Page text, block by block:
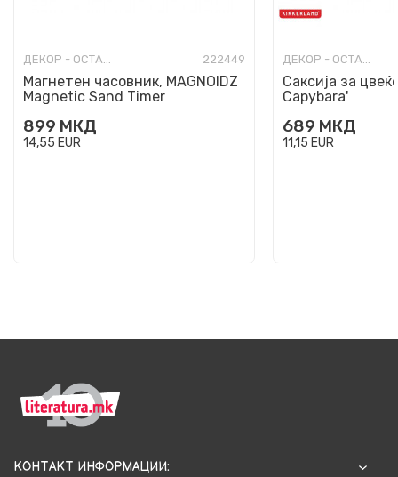
ДЕКОР - ОСТАНАТО 222449
Магнетен часовник, MAGNOIDZ
Magnetic Sand Timer
899 МКД
14,55 EUR
ДЕКОР - ОСТАНАТО
Саксија за
Capybara'
689 МКД
11,15 EUR
КОНТАКТ ИНФОРМАЦИИ: